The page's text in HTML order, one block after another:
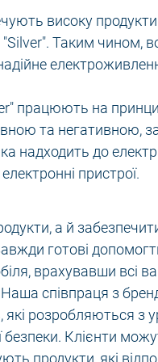
високу
"Silver". Таким
працюють на
та негативною,
надходить до
пристрої.
а й
готові
врахувавши всі
Наша співпраця з
розробляються з
безпеки. Клієнти
продукти, які